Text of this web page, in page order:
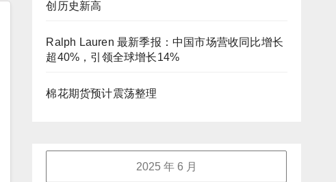
创历史新高
Ralph Lauren 最新季报：中国市场营收同比增长
超40%，引领全球增长14%
棉花期货预计震荡整理
2025 年 6 月